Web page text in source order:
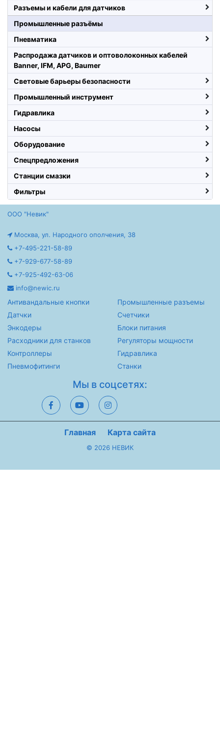
Разъемы и кабели для датчиков
Промышленные разъёмы
Пневматика
Распродажа датчиков и оптоволоконных кабелей
Banner, IFM, APG, Baumer
Световые барьеры безопасности
Промышленный инструмент
Гидравлика
Насосы
Оборудование
Спецпредложения
Станции смазки
Фильтры
ООО "Невик"
Москва, ул. Народного ополчения, 38
+7-495-221-58-89
+7-929-677-58-89
+7-925-492-63-06
info@newic.ru
Антивандальные кнопки
Датчки
Энкодеры
Расходники для станков
Контроллеры
Пневмофитинги
Промышленные разъемы
Счетчики
Блоки питания
Регуляторы мощности
Гидравлика
Станки
Мы в соцсетях:
Главная Карта сайта
© 2026 НЕВИК